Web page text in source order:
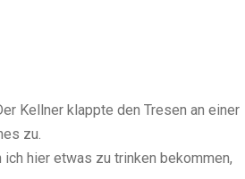
Kellner klappte den Tresen an einer
zu.
hier etwas zu trinken bekommen,